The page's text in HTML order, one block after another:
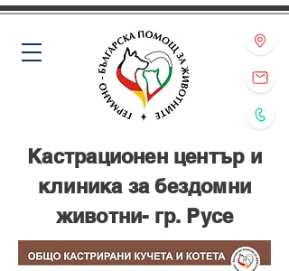
Кастрационен център и
клиника за бездомни
животни- гр. Русе